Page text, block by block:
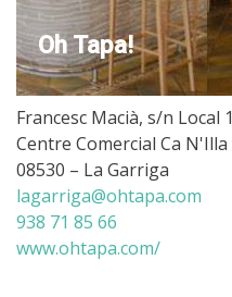
Oh Tapa!
Francesc Macià, s/n Local 1
Centre Comercial Ca N'Illa
08530 – La Garriga
lagarriga@ohtapa.com
938 71 85 66
www.ohtapa.com/